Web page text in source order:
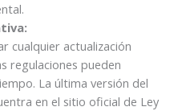
cualquier actualización
regulaciones pueden
La última versión del
en el sitio oficial de Ley